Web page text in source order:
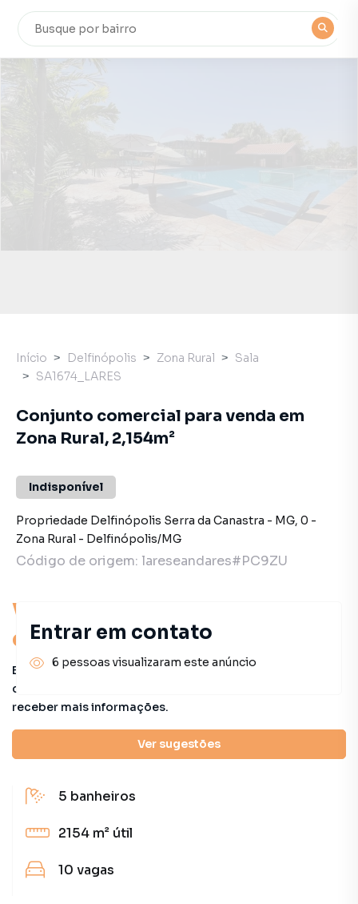
Você pode encontrar novas
oportunidades!
Este imóvel não está mais disponível, mas você pode
conferir outros em nosso site ou deixar seu contato para
receber mais informações.
Ver sugestões
Detalhes do imóvel
5 banheiros
2154 m² útil
10 vagas
Início Delfinópolis Zona Rural
Sala
SA1674_LARES
Conjunto comercial para venda em
Zona Rural, 2,154m²
Indisponível
Propriedade Delfinópolis Serra da Canastra - MG, 0 -
Zona Rural - Delfinópolis/MG
Código de origem: lareseandares#PC9ZU
Entrar em contato
6 pessoas visualizaram este anúncio